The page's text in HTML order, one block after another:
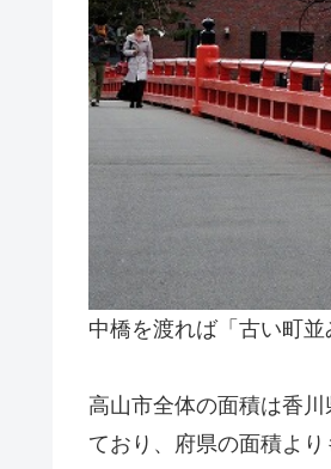
中橋を渡れば「古い町並
高山市全体の面積は香
ており、府県の面積より